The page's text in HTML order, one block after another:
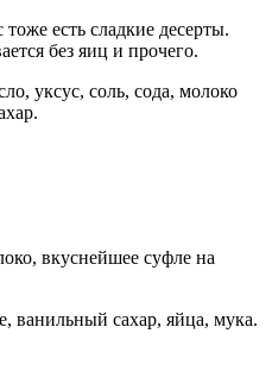
есть сладкие десерты.
без яиц и прочего.
уксус, соль, сода, молоко
вкуснейшее суфле на
ванильный сахар, яйца, мука.